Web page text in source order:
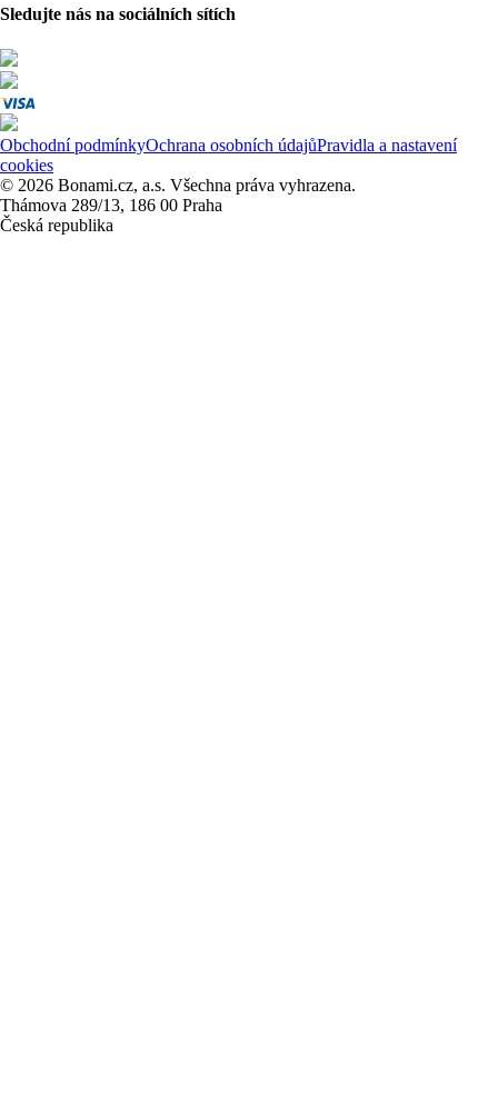
Sledujte nás na sociálních sítích
Obchodní podmínkyOchrana osobních údajůPravidla a nastavení
cookies
© 2026 Bonami.cz, a.s. Všechna práva vyhrazena.
Thámova 289/13, 186 00 Praha
Česká republika